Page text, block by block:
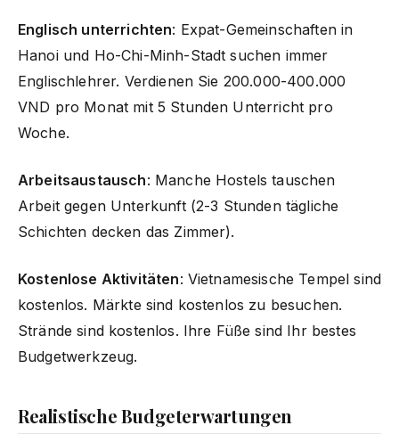
Englisch unterrichten: Expat-Gemeinschaften in
Hanoi und Ho-Chi-Minh-Stadt suchen immer
Englischlehrer. Verdienen Sie 200.000-400.000
VND pro Monat mit 5 Stunden Unterricht pro
Woche.
Arbeitsaustausch: Manche Hostels tauschen
Arbeit gegen Unterkunft (2-3 Stunden tägliche
Schichten decken das Zimmer).
Kostenlose Aktivitäten: Vietnamesische Tempel sind
kostenlos. Märkte sind kostenlos zu besuchen.
Strände sind kostenlos. Ihre Füße sind Ihr bestes
Budgetwerkzeug.
Realistische Budgeterwartungen